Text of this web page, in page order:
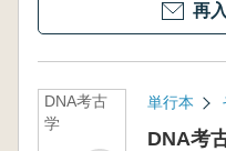
再
DNA考古
学
単行本
DNA考